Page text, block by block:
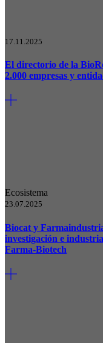
17.11.2025
El directorio de la
2.000 empresas y
Ecosistema
23.07.2025
Biocat y
investigación e
Farma-Biotech